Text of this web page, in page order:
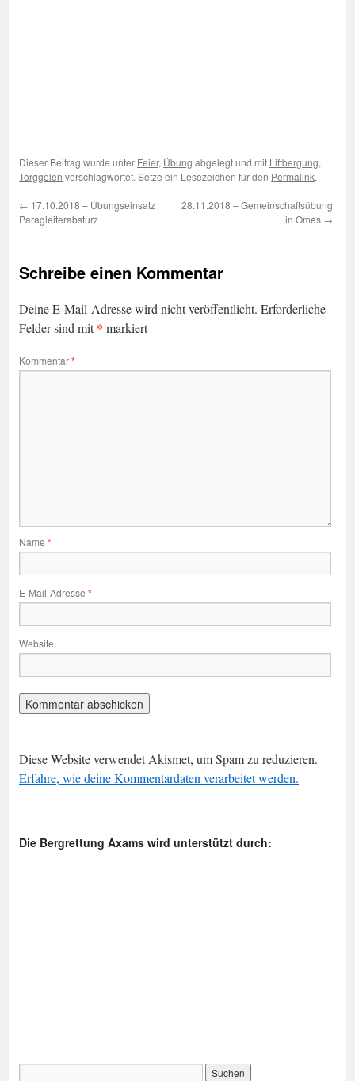
Dieser Beitrag wurde unter Feier, Übung abgelegt und mit Liftbergung,
Törggelen verschlagwortet. Setze ein Lesezeichen für den Permalink.
← 17.10.2018 – Übungseinsatz
Paragleiterabsturz
28.11.2018 – Gemeinschaftsübung
in Omes →
Schreibe einen Kommentar
Deine E-Mail-Adresse wird nicht veröffentlicht. Erforderliche
Felder sind mit* markiert
Kommentar*
Name *
E-Mail-Adresse *
Website
Diese Website verwendet Akismet, um Spam zu reduzieren.
Erfahre, wie deine Kommentardaten verarbeitet werden.
Die Bergrettung Axams wird unterstützt durch: